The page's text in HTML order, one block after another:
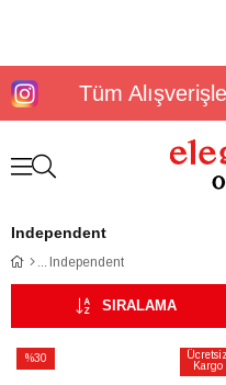
Tüm
Independent
Independent
SIRALAMA
%30
Ücretsiz
Kargo